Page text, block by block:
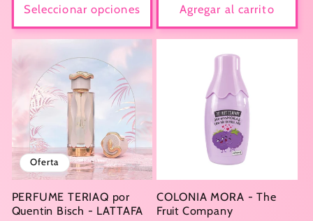
Seleccionar opciones Agregar al carrito
Oferta
PERFUME TERIAQ por
Quentin Bisch - LATTAFA
COLONIA MORA - The
Fruit Company